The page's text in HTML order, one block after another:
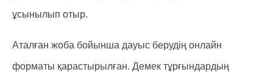
ұсынылып отыр.
Аталған жоба бойынша дауыс берудің онлайн
форматы қарастырылған. Демек тұрғындардың